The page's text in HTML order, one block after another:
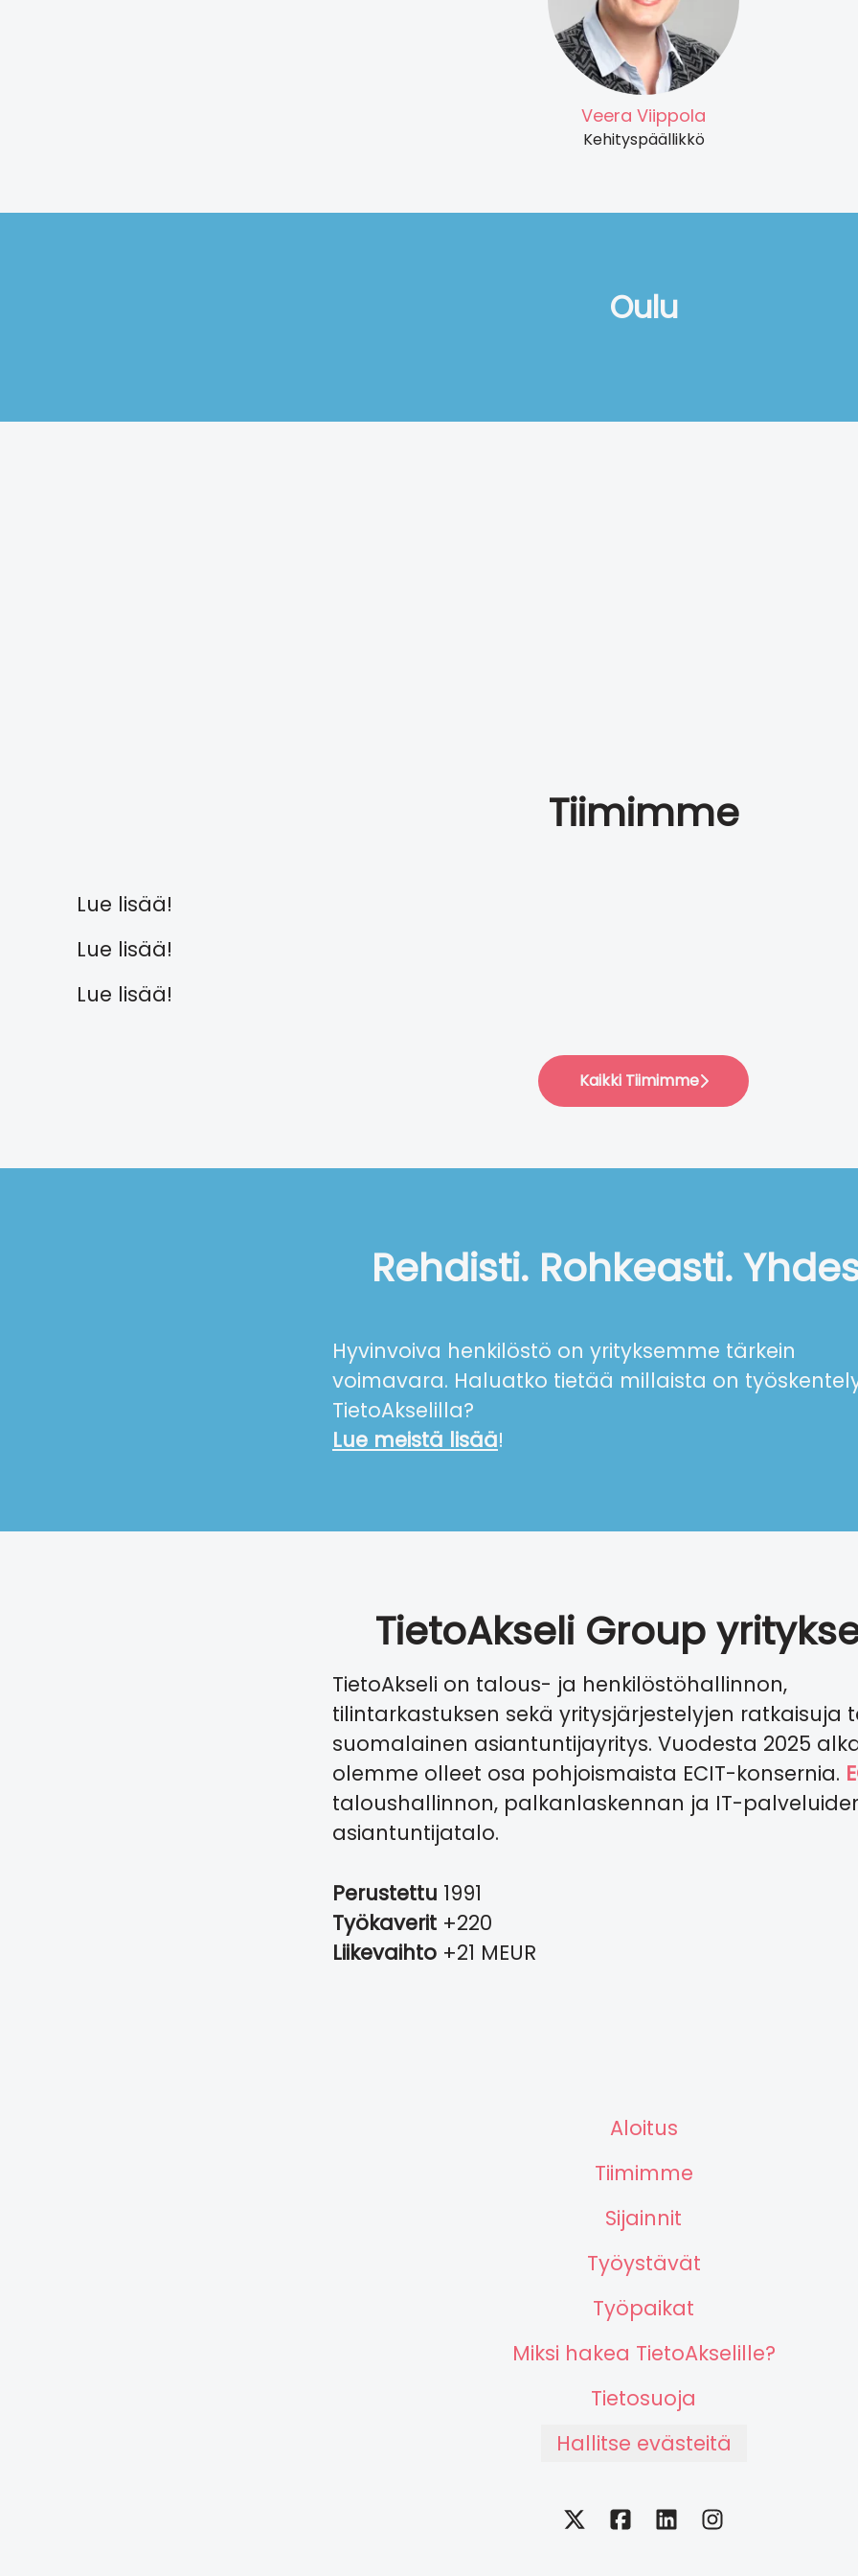
Veera Viippola
Kehityspäällikkö
Oulu
Tiimimme
Lue lisää!
Lue lisää!
Lue lisää!
Kaikki Tiimimme
Rehdisti. Rohkeasti.
Hyvinvoiva henkilöstö on yrityksemme tärkein
voimavara. Haluatko tietää millaista on
TietoAkselilla?
Lue meistä lisää!
TietoAkseli Group
TietoAkseli on talous- ja henkilöstöhallinnon,
tilintarkastuksen sekä yritysjärjestelyjen ratkaisuja
suomalainen asiantuntijayritys. Vuodesta 2025
olemme olleet osa pohjoismaista ECIT-konsernia.
taloushallinnon, palkanlaskennan ja IT-
asiantuntijatalo.
Perustettu 1991
Työkaverit +220
Liikevaihto +21 MEUR
Aloitus
Tiimimme
Sijainnit
Työystävät
Työpaikat
Miksi hakea TietoAkselille?
Tietosuoja
Hallitse evästeitä